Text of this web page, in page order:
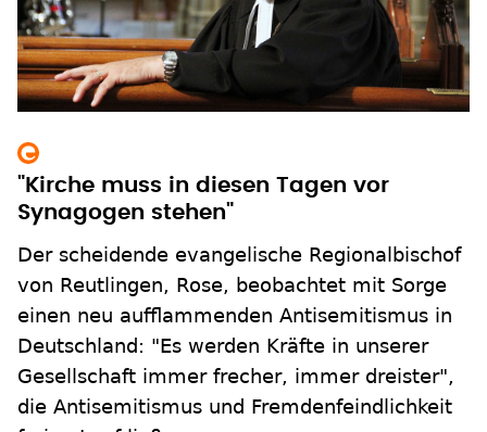
"Kirche muss in diesen Tagen vor
Synagogen stehen"
Der scheidende evangelische Regionalbischof
von Reutlingen, Rose, beobachtet mit Sorge
einen neu aufflammenden Antisemitismus in
Deutschland: "Es werden Kräfte in unserer
Gesellschaft immer frecher, immer dreister",
die Antisemitismus und Fremdenfeindlichkeit